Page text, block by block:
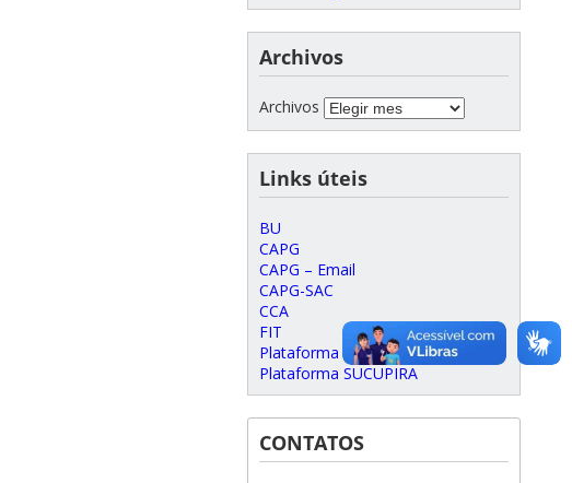
Archivos
Archivos
Links úteis
BU
CAPG
CAPG – Email
CAPG-SAC
CCA
FIT
Plataforma Carlos Chagas
Plataforma SUCUPIRA
CONTATOS